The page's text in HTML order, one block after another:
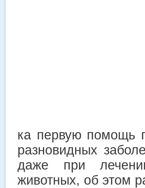
ка первую помощь
разновидных
даже при
животных, об этом